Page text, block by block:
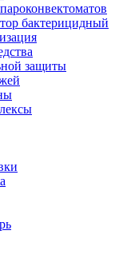
бактерицидный
защиты